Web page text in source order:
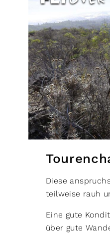
Diese
teilweise rauh
Eine gute
über gute